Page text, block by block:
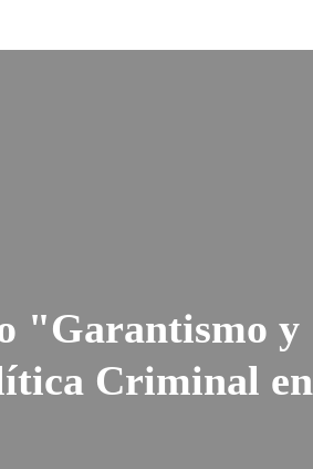
"Garantismo y
Criminal en